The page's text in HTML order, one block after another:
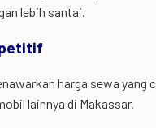
lebih santai.
harga sewa yang
lainnya di Makassar.